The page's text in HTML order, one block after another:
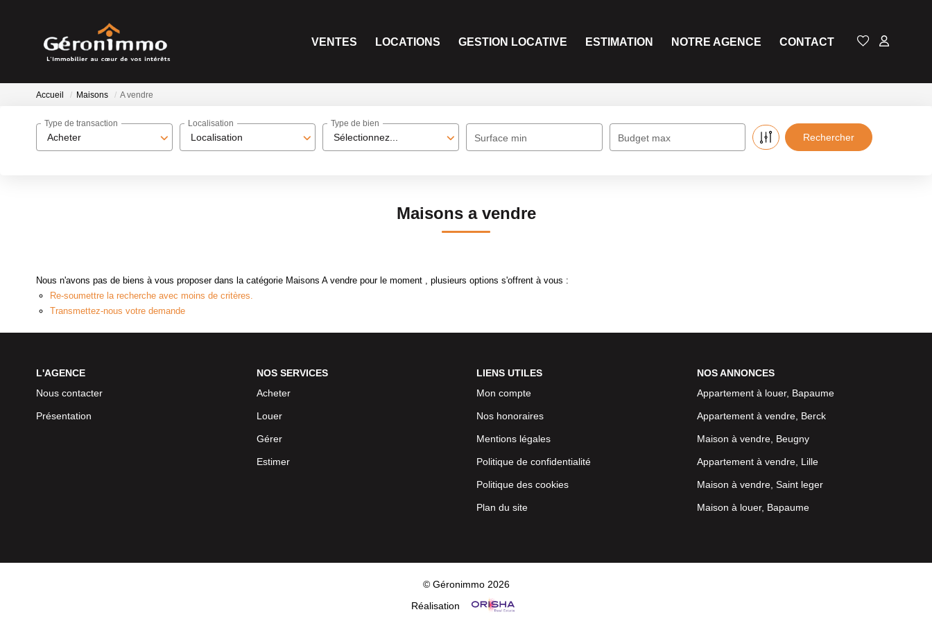
VENTES LOCATIONS GESTION LOCATIVE ESTIMATION NOTRE AGENCE CONTACT
Accueil Maisons A vendre
Acheter
Type de transaction
Localisation
Localisation
Sélectionnez...
Type de bien
Surface min Budget max
Maisons a vendre
Nous n'avons pas de biens à vous proposer dans la catégorie Maisons A vendre pour le moment , plusieurs options s'offrent à vous :
Re-soumettre la recherche avec moins de critères.
Transmettez-nous votre demande
L'AGENCE
Nous contacter
Présentation
NOS SERVICES
Acheter
Louer
Gérer
Estimer
LIENS UTILES
Mon compte
Nos honoraires
Mentions légales
Politique de confidentialité
Politique des cookies
Plan du site
NOS ANNONCES
Appartement à louer, Bapaume
Appartement à vendre, Berck
Maison à vendre, Beugny
Appartement à vendre, Lille
Maison à vendre, Saint leger
Maison à louer, Bapaume
© Géronimmo 2026
Réalisation